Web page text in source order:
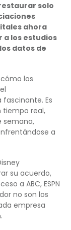
solo
ahora
los estudios
datos de
los
Es
tiempo real,
semana,
a
su acuerdo,
a ABC, ESPN
no son los
empresa